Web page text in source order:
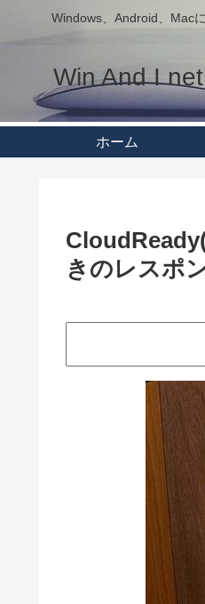
Windows、Android、Mac
Win And I net
ホーム
きのレスポ